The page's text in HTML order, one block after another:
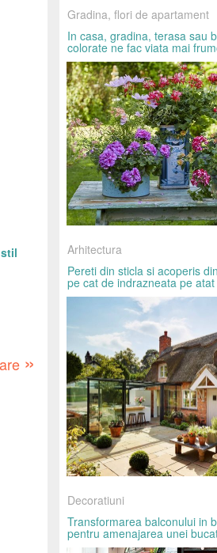
»
Gradina, flori de apartament
In casa, gradina, terasa sau
colorate ne fac viata mai
Arhitectura
Pereti din sticla si acoperis
pe cat de indrazneata pe
Decoratiuni
Transformarea balconului in
pentru amenajarea unei